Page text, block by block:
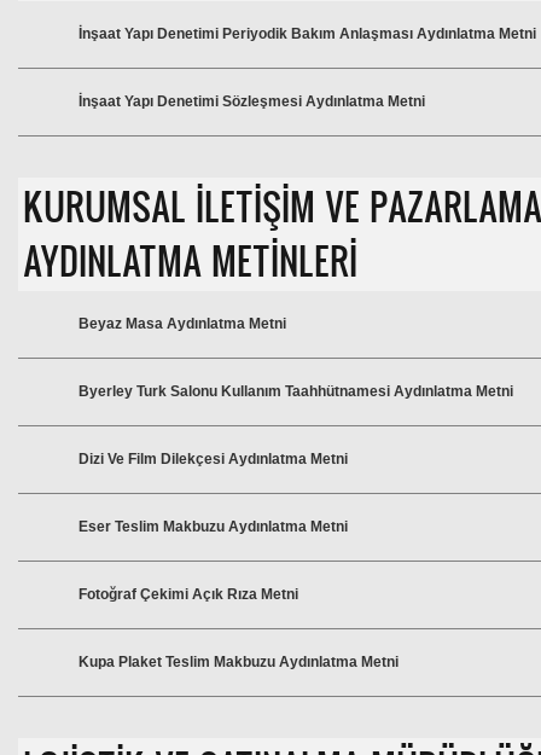
İnşaat Yapı Denetimi Periyodik Bakım Anlaşması Aydınlatma Metni
İnşaat Yapı Denetimi Sözleşmesi Aydınlatma Metni
KURUMSAL İLETİŞİM VE
AYDINLATMA METİNLERİ
Beyaz Masa Aydınlatma Metni
Byerley Turk Salonu Kullanım Taahhütnamesi Aydınlatma Metni
Dizi Ve Film Dilekçesi Aydınlatma Metni
Eser Teslim Makbuzu Aydınlatma Metni
Fotoğraf Çekimi Açık Rıza Metni
Kupa Plaket Teslim Makbuzu Aydınlatma Metni